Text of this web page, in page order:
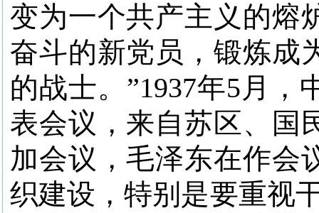
变为一个共产主义的熔
奋斗的新党员，锻炼成
的战士。”1937年5月
表会议，来自苏区、国
加会议，毛泽东在作会
织建设，特别是要重视